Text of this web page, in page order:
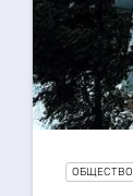
ОБЩЕСТВО